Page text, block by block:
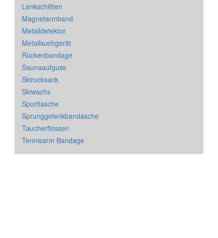
Lenkschlitten
Magnetarmband
Metalldetektor
Metallsuchgerät
Rückenbandage
Saunaaufguss
Skirucksack
Skiwachs
Sporttasche
Sprunggelenkbandasche
Taucherflossen
Tennisarm Bandage